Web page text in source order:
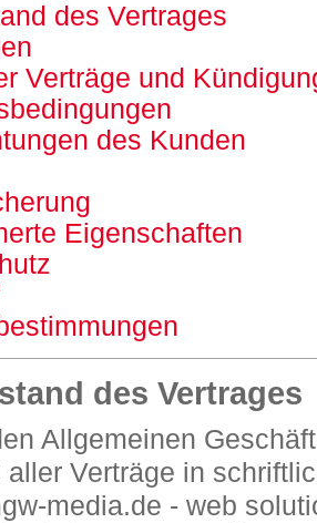
des Vertrages
Verträge und
des Kunden
Eigenschaften
des Vertrages
Allgemeinen
aller Verträge in
media.de - web